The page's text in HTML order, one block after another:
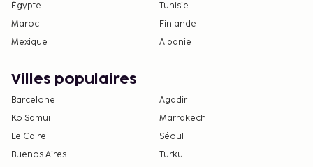
Égypte
Tunisie
Maroc
Finlande
Mexique
Albanie
Villes populaires
Barcelone
Agadir
Ko Samui
Marrakech
Le Caire
Séoul
Buenos Aires
Turku